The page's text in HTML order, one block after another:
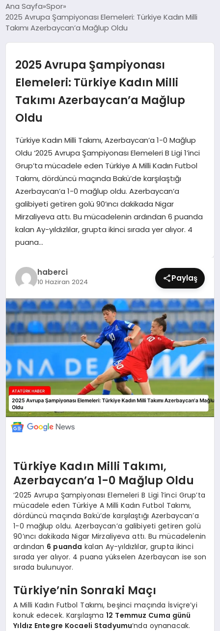
DÜNYA
MAGAZIN
SIYASET
SPOR
TEKNOLOJI
YAŞAM
Ana Sayfa Spor
2025 Avrupa Şampiyonası Elemeleri: Türkiye Kadın Milli
Takımı Azerbaycan’a Mağlup Oldu
2025 Avrupa Şampiyonası
Elemeleri: Türkiye Kadın Milli
Takımı Azerbaycan’a Mağlup
Oldu
Türkiye Kadın Milli Takımı, Azerbaycan’a 1-0 Mağlup
Oldu ‘2025 Avrupa Şampiyonası Elemeleri B Ligi 1’inci
Grup’ta mücadele eden Türkiye A Milli Kadın Futbol
Takımı, dördüncü maçında Bakü’de karşılaştığı
Azerbaycan’a 1-0 mağlup oldu. Azerbaycan’a
galibiyeti getiren golü 90’ıncı dakikada Nigar
Mirzaliyeva attı. Bu mücadelenin ardından 6 puanda
kalan Ay-yıldızlılar, grupta ikinci sırada yer alıyor. 4
puana…
haberci
10 Haziran 2024 Paylaş
Türkiye Kadın Milli Takımı,
Azerbaycan’a 1-0 Mağlup Oldu
‘2025 Avrupa Şampiyonası Elemeleri B Ligi 1’inci Grup’ta
mücadele eden Türkiye A Milli Kadın Futbol Takımı,
dördüncü maçında Bakü’de karşılaştığı Azerbaycan’a
1-0 mağlup oldu. Azerbaycan’a galibiyeti getiren golü
90’ıncı dakikada Nigar Mirzaliyeva attı. Bu mücadelenin
ardından 6 puanda kalan Ay-yıldızlılar, grupta ikinci
sırada yer alıyor. 4 puana yükselen Azerbaycan ise son
sırada bulunuyor.
Türkiye’nin Sonraki Maçı
A Milli Kadın Futbol Takımı, beşinci maçında İsviçre’yi
konuk edecek. Karşılaşma12 Temmuz Cuma günü
Yıldız Entegre Kocaeli Stadyumu‘nda oynanacak.